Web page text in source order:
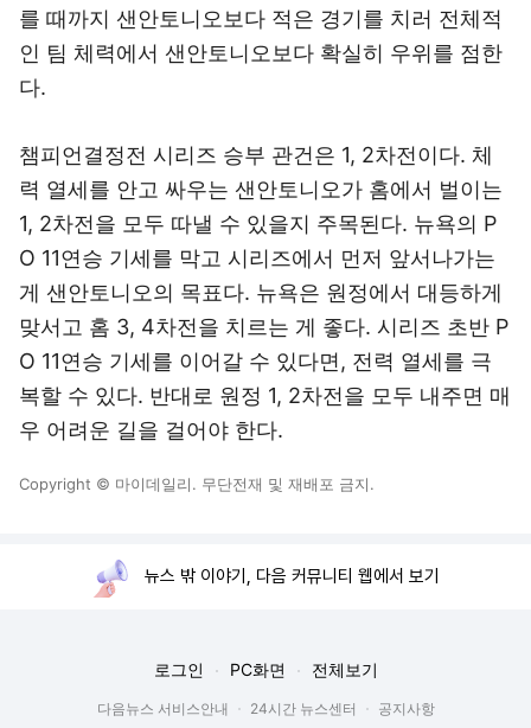
를 때까지 샌안토니오보다 적은 경기를 치러 전체적
인 팀 체력에서 샌안토니오보다 확실히 우위를 점한
다.
챔피언결정전 시리즈 승부 관건은 1, 2차전이다. 체
력 열세를 안고 싸우는 샌안토니오가 홈에서 벌이는
1, 2차전을 모두 따낼 수 있을지 주목된다. 뉴욕의 P
O 11연승 기세를 막고 시리즈에서 먼저 앞서나가는
게 샌안토니오의 목표다. 뉴욕은 원정에서 대등하게
맞서고 홈 3, 4차전을 치르는 게 좋다. 시리즈 초반 P
O 11연승 기세를 이어갈 수 있다면, 전력 열세를 극
복할 수 있다. 반대로 원정 1, 2차전을 모두 내주면 매
우 어려운 길을 걸어야 한다.
Copyright © 마이데일리. 무단전재 및 재배포 금지.
뉴스 밖 이야기, 다음 커뮤니티 웹에서 보기
로그인 PC화면 전체보기
다음뉴스 서비스안내 24시간 뉴스센터
공지사항